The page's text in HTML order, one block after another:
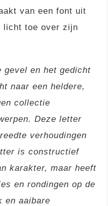
van een font uit
licht toe over zijn
gevel en het gedicht
naar een heldere,
collectie
Deze letter
verhoudingen
is constructief
karakter, maar heeft
en rondingen op de
en aaibare